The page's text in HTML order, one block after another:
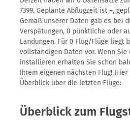
7399. Geplante Abflugzeit ist –,
Gemäß unserer Daten gab es bei
Verspätungen, 0 pünktliche oder
Landungen. Für 0 Flug/Flüge liegt
vollständigen Daten vor. Wenn Sie
installieren erhalten Sie schon
Ihrem eigenen nächsten Flug!
Überblick über die letzten Flüge:
Überblick zum